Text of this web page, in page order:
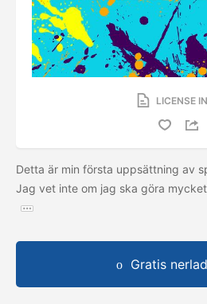
LICENSE
Detta är min första uppsättning av
Jag vet inte om jag ska göra
Gratis